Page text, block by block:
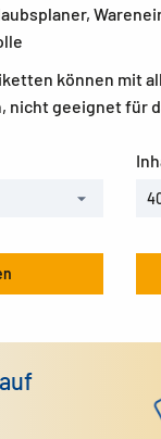
können mit
geeignet für